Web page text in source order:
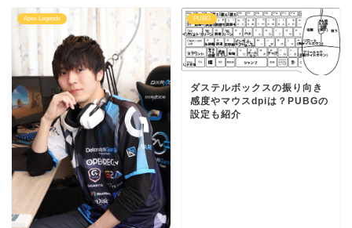
Apex Legends PUBG
ダステルボックスの振り向き
感度やマウスdpiは？PUBGの
設定も紹介